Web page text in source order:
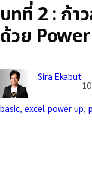
บทที่ 2 : ก้า
ด้วย
Sira Ekabut
basic, excel power up,